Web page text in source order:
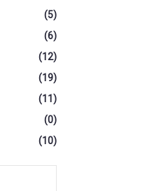
(5)
(6)
(12)
(19)
(11)
(0)
(10)